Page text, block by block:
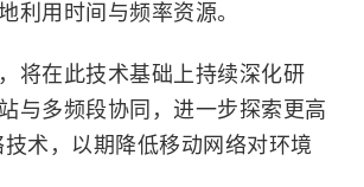
利用时间与频率资源。
将在此技术基础上持续深化研
与多频段协同，进一步探索更高
术，以期降低移动网络对环境